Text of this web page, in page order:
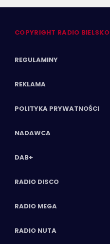
COPYRIGHT RADIO BIELSKO
REGULAMINY
REKLAMA
POLITYKA PRYWATNOŚCI
NADAWCA
DAB+
RADIO DISCO
RADIO MEGA
RADIO NUTA